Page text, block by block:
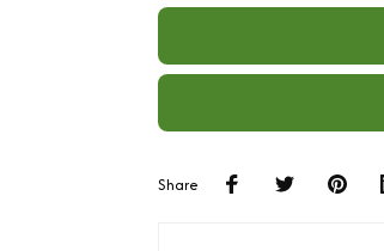
Share